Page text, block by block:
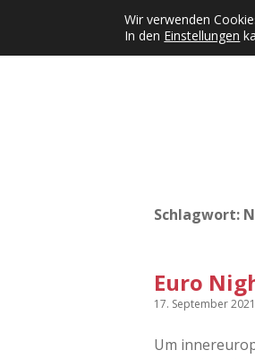
Kategorien
Schlagwort:
Euro
17. September 2021
Um
Wir verwenden
In den Einstellungen